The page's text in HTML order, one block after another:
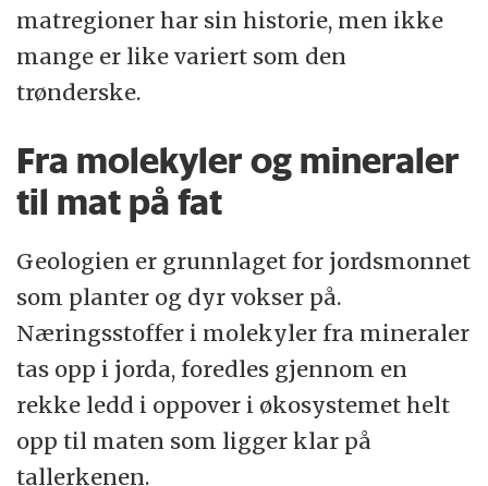
matregioner har sin historie, men ikke
mange er like variert som den
trønderske.
Fra molekyler og mineraler
til mat på fat
Geologien er grunnlaget for jordsmonnet
som planter og dyr vokser på.
Næringsstoffer i molekyler fra mineraler
tas opp i jorda, foredles gjennom en
rekke ledd i oppover i økosystemet helt
opp til maten som ligger klar på
tallerkenen.